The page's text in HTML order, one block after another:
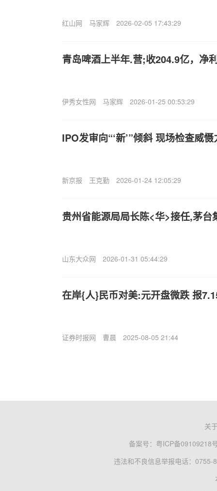
红山网 马家辉 2026-02-05 17:43:29
青岛啤酒上半年.营;收204.9亿，净
伊秀女性网 马家辉 2026-01-25 00:53:29
IPO发审向“‘新’”倾斜 现场检查威
新京报 王克勤 2026-01-24 12:05:29
贵州省能源局局长陈<华>接任,茅台
山东大众网 2026-01-31 05:44:29
在岸{人}民币对美:元开盘微跌 报
证券时报网 曹晨 2025-08-05 21:44
关
备案号： 粤ICP备09109218
违法和不良信息举报电话：0755-